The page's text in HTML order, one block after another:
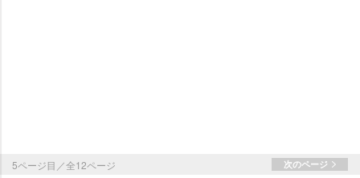
5ページ目／全12ページ 次のページ